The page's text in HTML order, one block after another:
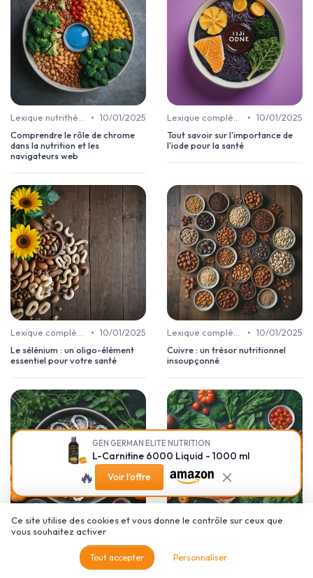
• 10/01/2025
Comprendre le rôle de chrome
dans la nutrition et les
navigateurs web
• 10/01/2025
Tout savoir sur l'importance de
l'iode pour la santé
• 10/01/2025
Le sélénium : un oligo-élément
essentiel pour votre santé
• 10/01/2025
Cuivre : un trésor nutritionnel
insoupçonné
Lexique complément alimentaire • 10/01/2025
Les bienfaits du zinc pour votre
Le fer : un oligo-élément
GEN GERMAN ELITE NUTRITION
L-Carnitine 6000 Liquid - 1000 ml
🔥 Voir l'offre
Ce site utilise des cookies et vous donne le contrôle sur ceux que
vous souhaitez activer
Tout accepter Personnaliser